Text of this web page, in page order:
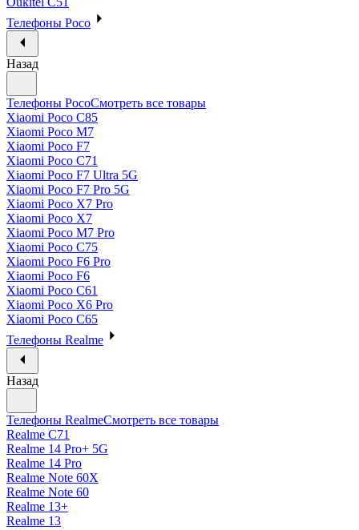
Телефоны Poco
Назад
Телефоны PocoСмотреть все товары
Xiaomi Poco C85
Xiaomi Poco M7
Xiaomi Poco F7
Xiaomi Poco C71
Xiaomi Poco F7 Ultra 5G
Xiaomi Poco F7 Pro 5G
Xiaomi Poco X7 Pro
Xiaomi Poco X7
Xiaomi Poco M7 Pro
Xiaomi Poco C75
Xiaomi Poco F6 Pro
Xiaomi Poco F6
Xiaomi Poco C61
Xiaomi Poco X6 Pro
Xiaomi Poco C65
Телефоны Realme
Назад
Телефоны RealmeСмотреть все товары
Realme C71
Realme 14 Pro+ 5G
Realme 14 Pro
Realme Note 60X
Realme Note 60
Realme 13+
Realme 13